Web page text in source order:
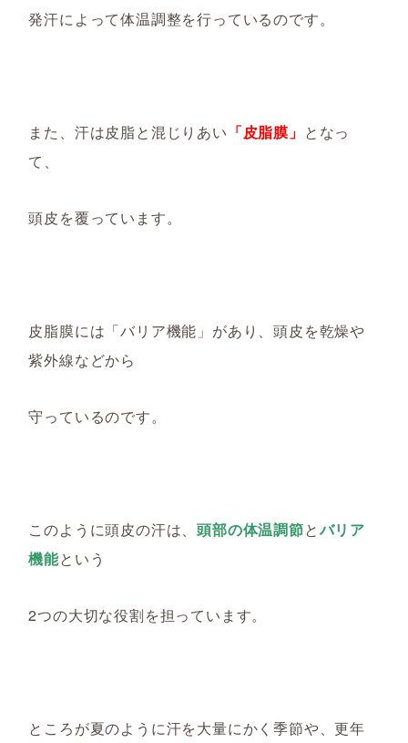
発汗によって体温調整を行っているのです。
また、汗は皮脂と混じりあい 「皮脂膜」 となっ
て、
頭皮を覆っています。
皮脂膜には 「バリア機能 」 があり、頭皮を乾燥や
紫外線などから
守っているのです。
このように頭皮の汗は、頭部の体温調節とバリア
機能という
2つの大切な役割を担っています。
ところが夏のように汗を大量にかく季節や、更年